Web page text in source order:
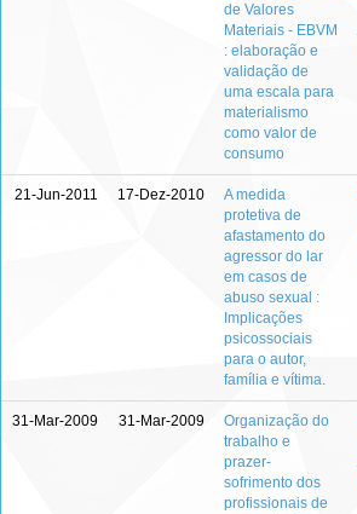
de Valores
Materiais - EBVM
: elaboração e
validação de
uma escala para
materialismo
como valor de
consumo
21-Jun-2011 17-Dez-2010
A medida
protetiva de
afastamento do
agressor do lar
em casos de
abuso sexual :
Implicações
psicossociais
para o autor,
família e vítima.
31-Mar-2009 31-Mar-2009
Organização do
trabalho e
prazer-
sofrimento dos
profissionais de